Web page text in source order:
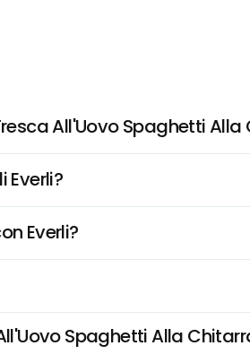
All'Uovo Spaghetti Alla
Everli?
Spaghetti Alla